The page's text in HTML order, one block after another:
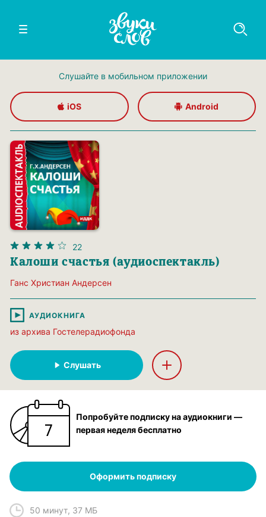
Слушайте в мобильном приложении
iOS Android
22
Калоши счастья (аудиоспектакль)
Ганс Христиан Андерсен
АУДИОКНИГА
из архива Гостелерадиофонда
Слушать
Попробуйте подписку на аудиокниги —
первая неделя бесплатно
Оформить подписку
50 минут, 37 МБ